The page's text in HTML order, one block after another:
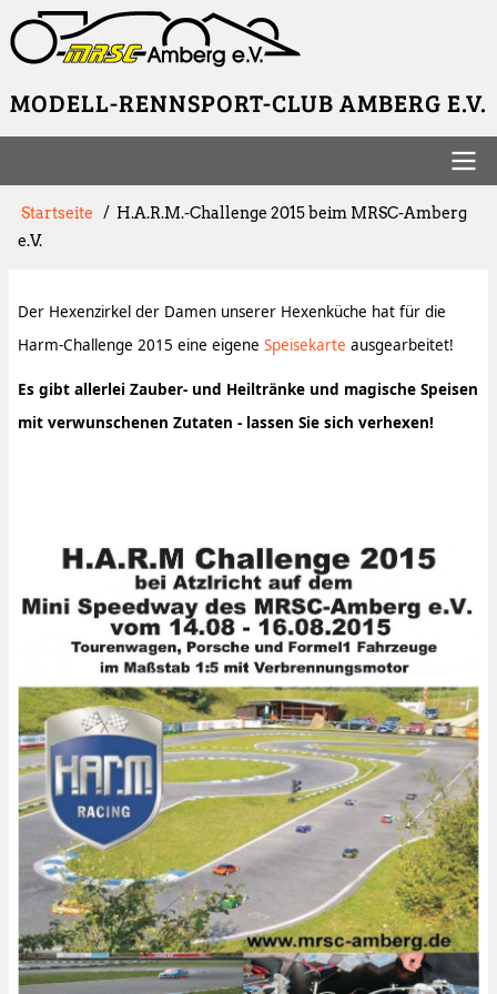
Direkt
zum
MODELL-RENNSPORT-CLUB AMBERG E.V.
Hauptnavigation
Pfadnavigation
Startseite
H.A.R.M.-Challenge 2015 beim MRSC-Amberg
e.V.
Der Hexenzirkel der Damen unserer Hexenküche hat für die
Harm-Challenge 2015 eine eigene Speisekarte ausgearbeitet!
Es gibt allerlei Zauber- und Heiltränke und magische Speisen
mit verwunschenen Zutaten - lassen Sie sich verhexen!